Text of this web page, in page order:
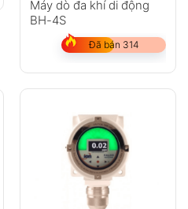
Máy dò đa khí di động
BH-4S
Đã bán 314